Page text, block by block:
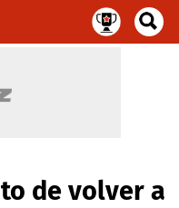
de volver a